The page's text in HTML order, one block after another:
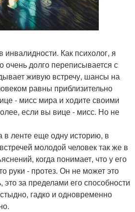
инвалидности. Как психолог, я
очень долго переписывается с
живую встречу, шансы на
равны приблизительно
- мисс мира и ходите своими
если вы вице - мисс. Но не
в ленте еще одну историю, в
молодой человек так же в
когда понимает, что у его
руки - протез. Он не может это
это за пределами его способности
гадко и одновременно